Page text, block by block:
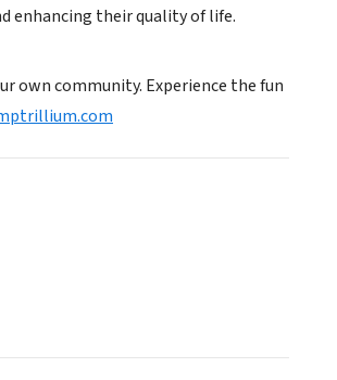
enhancing their quality of life.
own community. Experience the fun